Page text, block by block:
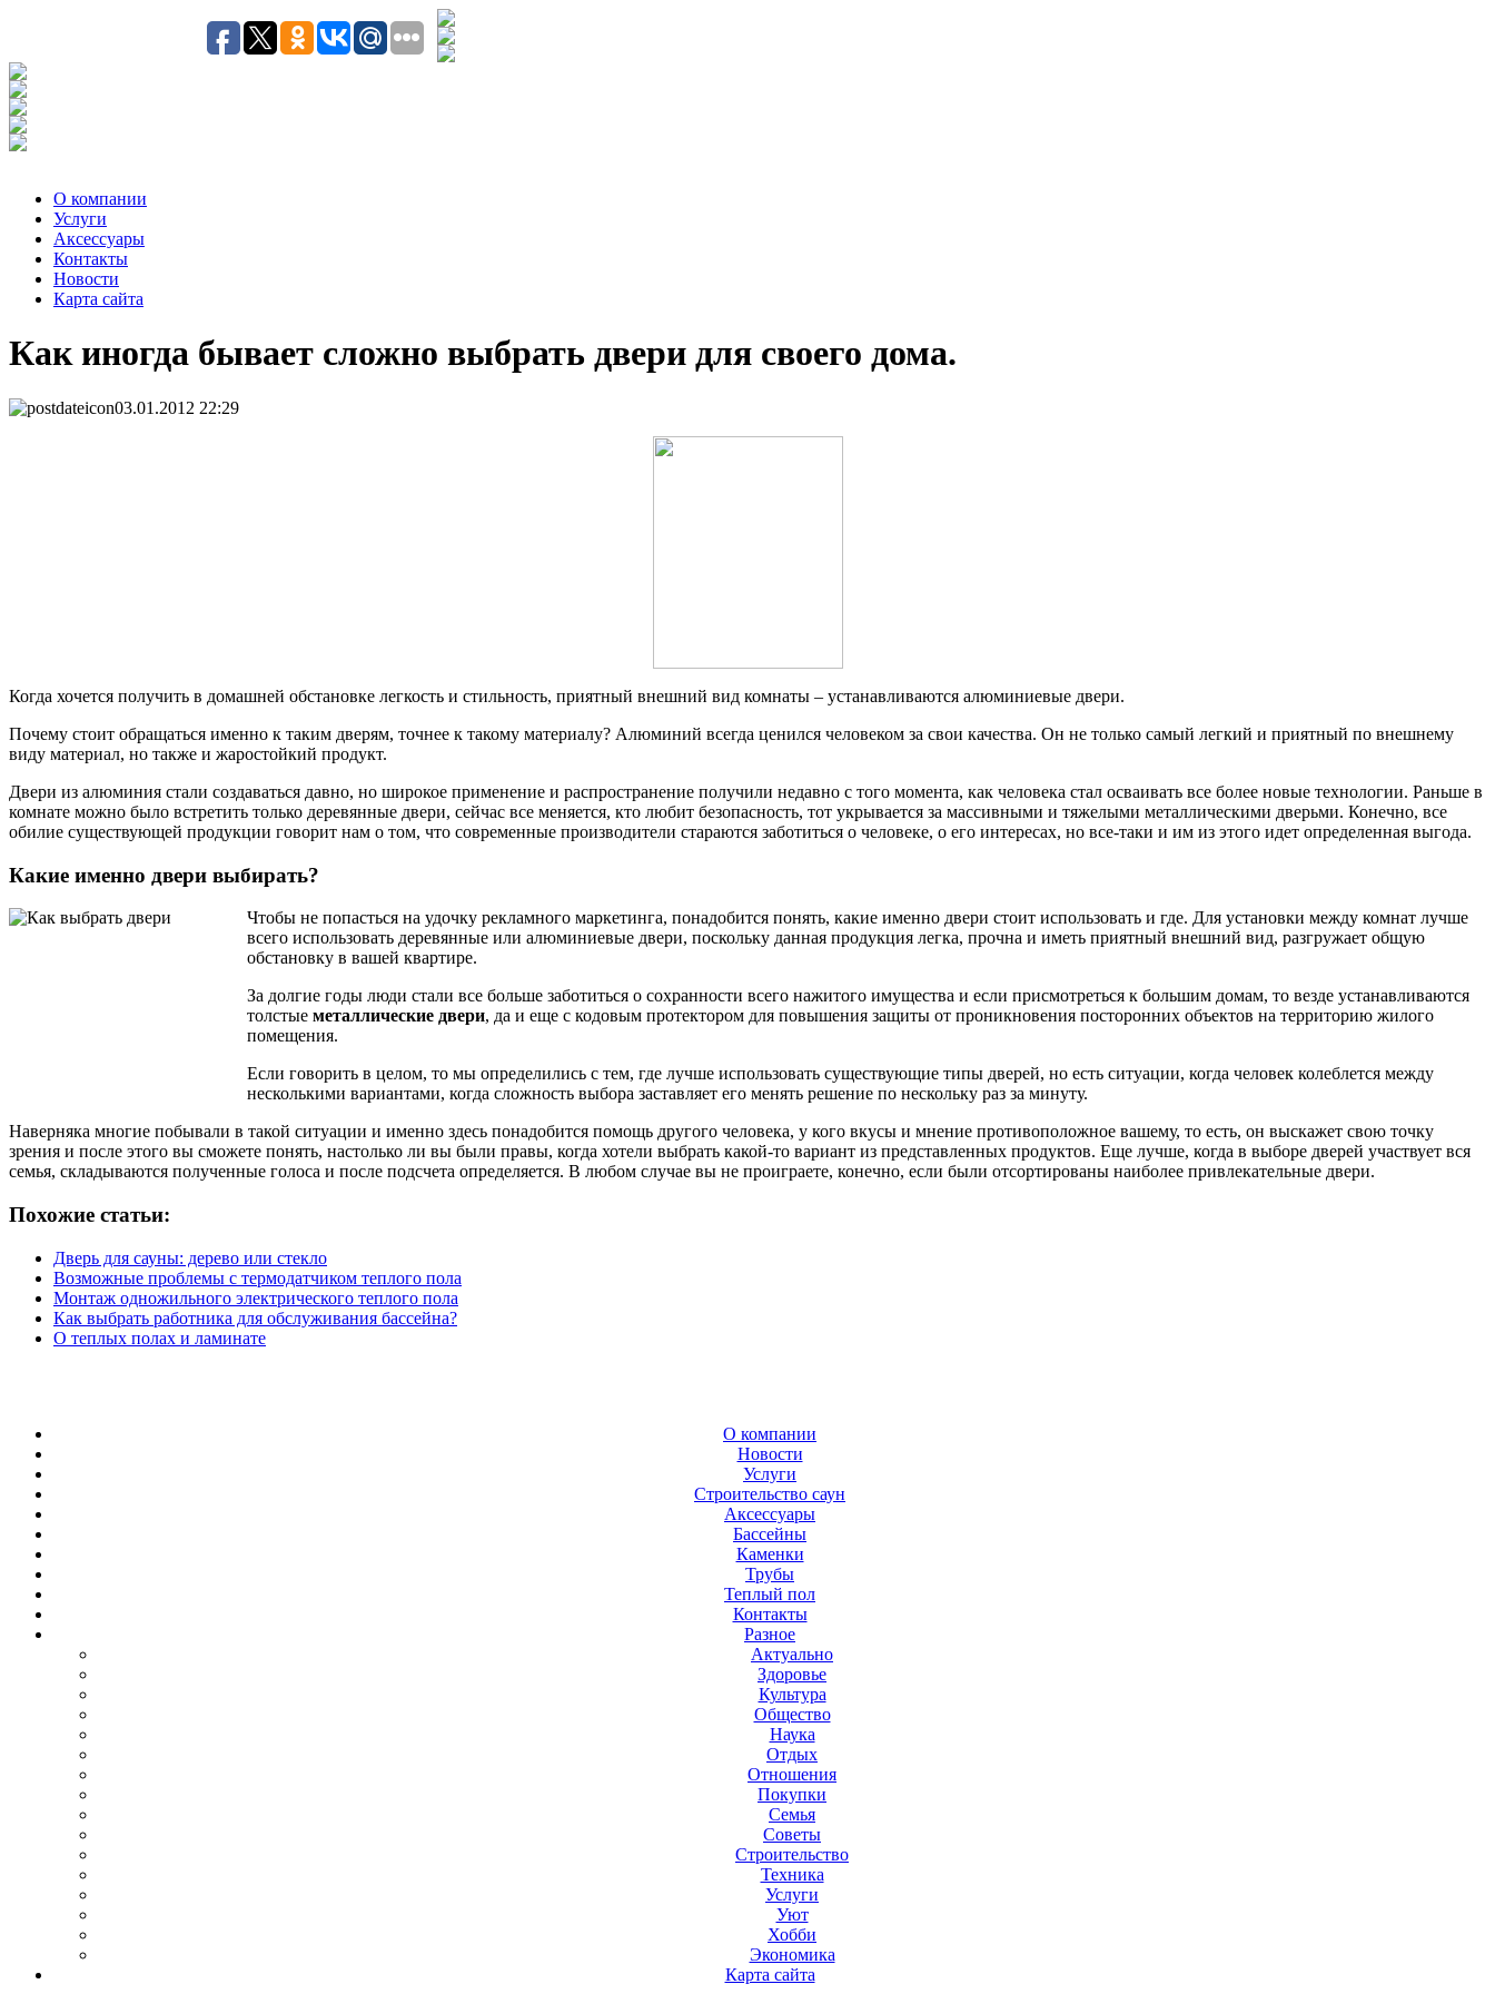
О компании
Услуги
Аксесcуары
Контакты
Новости
Карта сайта
Как иногда бывает сложно выбрать двери для своего дома.
03.01.2012 22:29
Когда хочется получить в домашней обстановке легкость и стильность, приятный внешний вид комнаты – устанавливаются алюминиевые двери.
Почему стоит обращаться именно к таким дверям, точнее к такому материалу? Алюминий всегда ценился человеком за свои качества. Он не только самый легкий и приятный по внешнему
виду материал, но также и жаростойкий продукт.
Двери из алюминия стали создаваться давно, но широкое применение и распространение получили недавно с того момента, как человека стал осваивать все более новые технологии. Раньше в
комнате можно было встретить только деревянные двери, сейчас все меняется, кто любит безопасность, тот укрывается за массивными и тяжелыми металлическими дверьми. Конечно, все
обилие существующей продукции говорит нам о том, что современные производители стараются заботиться о человеке, о его интересах, но все-таки и им из этого идет определенная выгода.
Какие именно двери выбирать?
Чтобы не попасться на удочку рекламного маркетинга, понадобится понять, какие именно двери стоит использовать и где. Для установки между комнат лучше
всего использовать деревянные или алюминиевые двери, поскольку данная продукция легка, прочна и иметь приятный внешний вид, разгружает общую
обстановку в вашей квартире.
За долгие годы люди стали все больше заботиться о сохранности всего нажитого имущества и если присмотреться к большим домам, то везде устанавливаются
толстые металлические двери, да и еще с кодовым протектором для повышения защиты от проникновения посторонних объектов на территорию жилого
помещения.
Если говорить в целом, то мы определились с тем, где лучше использовать существующие типы дверей, но есть ситуации, когда человек колеблется между
несколькими вариантами, когда сложность выбора заставляет его менять решение по нескольку раз за минуту.
Наверняка многие побывали в такой ситуации и именно здесь понадобится помощь другого человека, у кого вкусы и мнение противоположное вашему, то есть, он выскажет свою точку
зрения и после этого вы сможете понять, настолько ли вы были правы, когда хотели выбрать какой-то вариант из представленных продуктов. Еще лучше, когда в выборе дверей участвует вся
семья, складываются полученные голоса и после подсчета определяется. В любом случае вы не проиграете, конечно, если были отсортированы наиболее привлекательные двери.
Похожие статьи:
Дверь для сауны: дерево или стекло
Возможные проблемы с термодатчиком теплого пола
Монтаж одножильного электрического теплого пола
Как выбрать работника для обслуживания бассейна?
О теплых полах и ламинате
О компании
Новости
Услуги
Строительство саун
Аксесcуары
Бассейны
Каменки
Трубы
Теплый пол
Контакты
Разное
Актуально
Здоровье
Культура
Общество
Наука
Отдых
Отношения
Покупки
Семья
Советы
Строительство
Техника
Услуги
Уют
Хобби
Экономика
Карта сайта